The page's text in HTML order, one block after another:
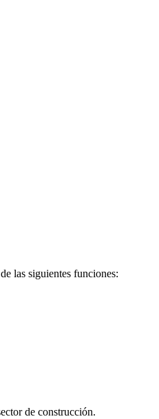
las siguientes funciones:
de construcción.